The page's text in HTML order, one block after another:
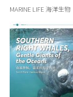
MARINE LIFE 海洋生物